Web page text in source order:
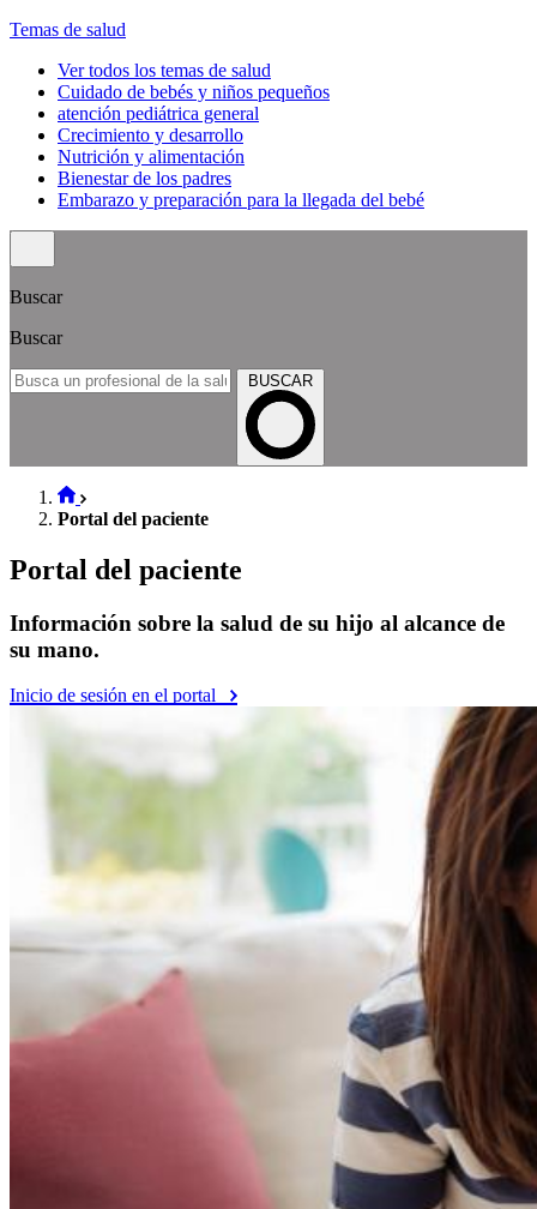
Temas de salud
Ver todos los temas de salud
Cuidado de bebés y niños pequeños
atención pediátrica general
Crecimiento y desarrollo
Nutrición y alimentación
Bienestar de los padres
Embarazo y preparación para la llegada del bebé
Buscar
Buscar
BUSCAR
Portal del paciente
Portal del paciente
Información sobre la salud de su hijo al alcance de
su mano.
Inicio de sesión en el portal